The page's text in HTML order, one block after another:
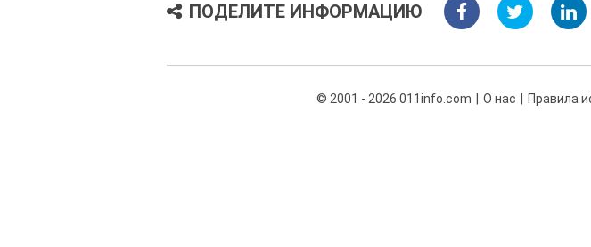
ПОДЕЛИТЕ ИНФОРМАЦИЮ
© 2001 - 2026 011info.com О нас Правила